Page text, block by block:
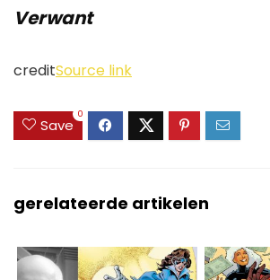
Verwant
creditSource link
Save
0
gerelateerde artikelen